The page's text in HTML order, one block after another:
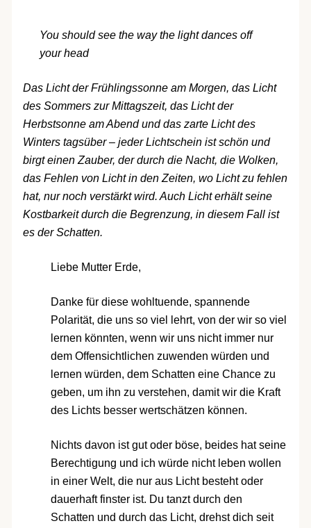
You should see the way the light dances off
your head
Das Licht der Frühlingssonne am Morgen, das Licht
des Sommers zur Mittagszeit, das Licht der
Herbstsonne am Abend und das zarte Licht des
Winters tagsüber – jeder Lichtschein ist schön und
birgt einen Zauber, der durch die Nacht, die Wolken,
das Fehlen von Licht in den Zeiten, wo Licht zu fehlen
hat, nur noch verstärkt wird. Auch Licht erhält seine
Kostbarkeit durch die Begrenzung, in diesem Fall ist
es der Schatten.
Liebe Mutter Erde,
Danke für diese wohltuende, spannende
Polarität, die uns so viel lehrt, von der wir so viel
lernen könnten, wenn wir uns nicht immer nur
dem Offensichtlichen zuwenden würden und
lernen würden, dem Schatten eine Chance zu
geben, um ihn zu verstehen, damit wir die Kraft
des Lichts besser wertschätzen können.
Nichts davon ist gut oder böse, beides hat seine
Berechtigung und ich würde nicht leben wollen
in einer Welt, die nur aus Licht besteht oder
dauerhaft finster ist. Du tanzt durch den
Schatten und durch das Licht, drehst dich seit